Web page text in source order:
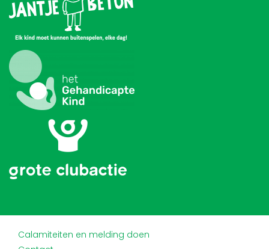
Calamiteiten en melding doen